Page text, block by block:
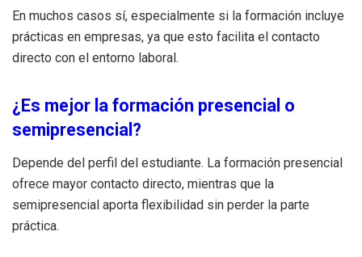
En muchos casos sí, especialmente si la formación incluye
prácticas en empresas, ya que esto facilita el contacto
directo con el entorno laboral.
¿Es mejor la formación presencial o
semipresencial?
Depende del perfil del estudiante. La formación presencial
ofrece mayor contacto directo, mientras que la
semipresencial aporta flexibilidad sin perder la parte
práctica.